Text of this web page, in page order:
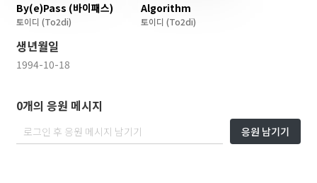
By(e)Pass (바이패스)
토이디 (To2di)
Algorithm
토이디 (To2di)
생년월일
1994-10-18
0개의 응원 메시지
응원 남기기